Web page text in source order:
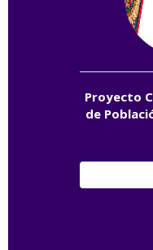
Proyecto
de